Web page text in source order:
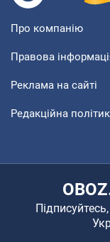
Про компанію
Правова
Реклама на сайті
Редакційна